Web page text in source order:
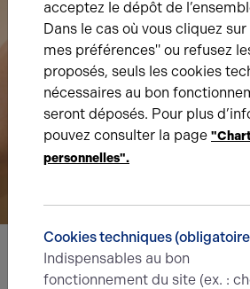
Nous avons hâte de vous
acceptez le dépôt de
Dans le cas où vous cliquez
mes préférences" ou refusez
proposés, seuls les cookies
nécessaires au bon
seront déposés. Pour plus
pouvez consulter la page
personnelles".
Cookies techniques
Indispensables au bon
fonctionnement du site (ex. :